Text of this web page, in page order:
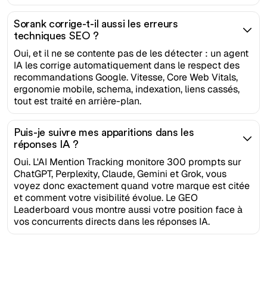
Sorank corrige-t-il aussi les erreurs
techniques SEO ?
Oui, et il ne se contente pas de les détecter : un agent
IA les corrige automatiquement dans le respect des
recommandations Google. Vitesse, Core Web Vitals,
ergonomie mobile, schema, indexation, liens cassés,
tout est traité en arrière-plan.
Puis-je suivre mes apparitions dans les
réponses IA ?
Oui. L'AI Mention Tracking monitore 300 prompts sur
ChatGPT, Perplexity, Claude, Gemini et Grok, vous
voyez donc exactement quand votre marque est citée
et comment votre visibilité évolue. Le GEO
Leaderboard vous montre aussi votre position face à
vos concurrents directs dans les réponses IA.